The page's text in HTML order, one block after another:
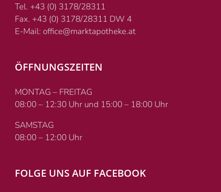
Tel. +43 (0) 3178/28311
Fax. +43 (0) 3178/28311 DW 4
E-Mail: office@marktapotheke.at
ÖFFNUNGSZEITEN
MONTAG – FREITAG
08:00 – 12:30 Uhr und 15:00 – 18:00 Uhr
SAMSTAG
08:00 – 12:00 Uhr
FOLGE UNS AUF FACEBOOK